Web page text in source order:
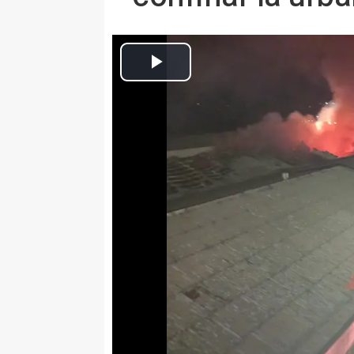
Una de las dos naves en que han quemado unos palets de
Actualizado: martes, 9 junio 2026 10:06
LLEIDA 9 Jun. (EUROPA
Los Bombers de la Generalitat
incendio de unos palets de
de Lleida este lunes por la
la urbanización Vila Montcada-
El incendio ha afectado
cubierta ha colapsado y los